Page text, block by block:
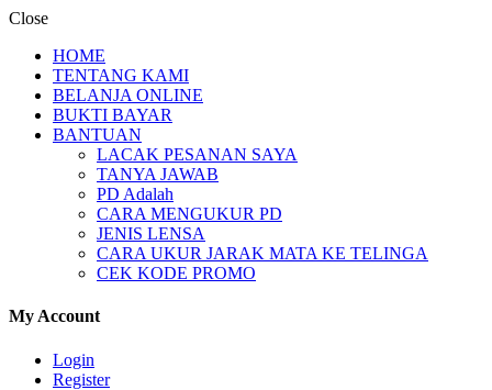
Close
HOME
TENTANG KAMI
BELANJA ONLINE
BUKTI BAYAR
BANTUAN
LACAK PESANAN SAYA
TANYA JAWAB
PD Adalah
CARA MENGUKUR PD
JENIS LENSA
CARA UKUR JARAK MATA KE TELINGA
CEK KODE PROMO
My Account
Login
Register